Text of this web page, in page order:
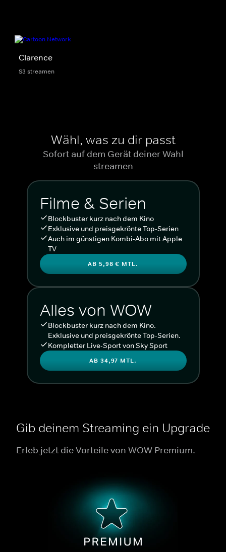
Clarence
S3 streamen
Wähl, was zu dir passt
Sofort auf dem Gerät deiner Wahl
streamen
Filme & Serien
Blockbuster kurz nach dem Kino
Exklusive und preisgekrönte Top-Serien
Auch im günstigen Kombi-Abo mit Apple
TV
AB 5,98 € MTL.
Alles von WOW
Blockbuster kurz nach dem Kino.
Exklusive und preisgekrönte Top-Serien.
Kompletter Live-Sport von Sky Sport
AB 34,97 MTL.
Gib deinem Streaming ein Upgrade
Erleb jetzt die Vorteile von WOW Premium.